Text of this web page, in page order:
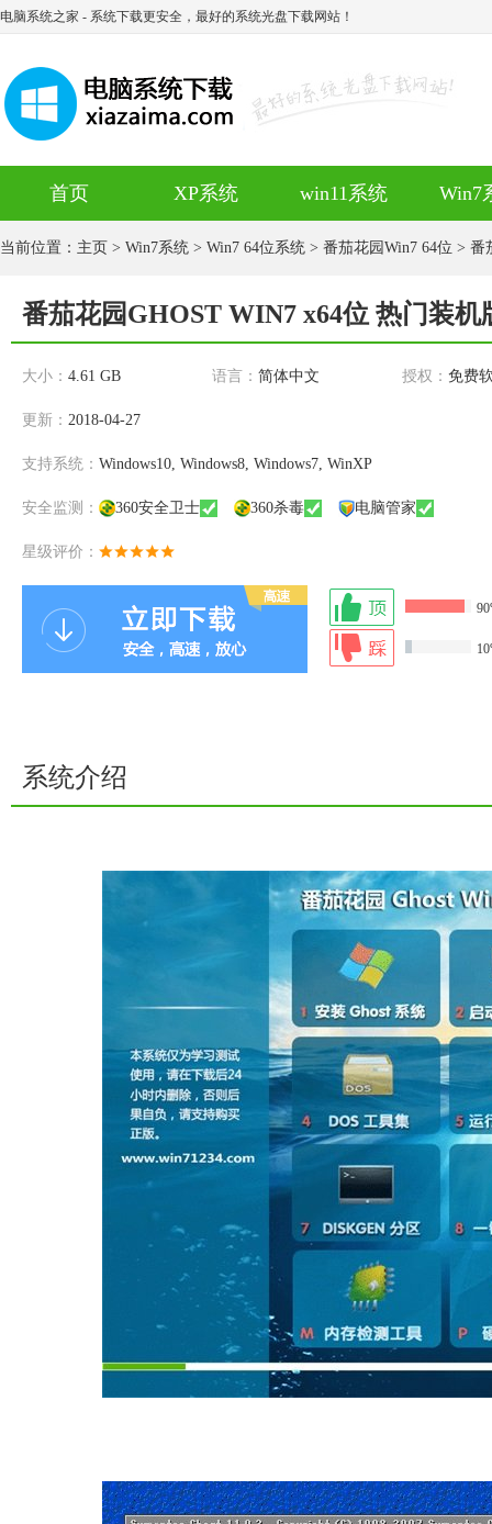
电脑系统之家 - 系统下载更安全，最好的系统光盘下载网站！
首页 XP系统 win11系统 Win7
当前位置： 主页 > Win7系统 > Win7 64位系统 > 番茄花园Win7 64位 > 番
番茄花园GHOST WIN7 x64位 热门装机
大小： 4.61 GB 语言： 简体中文 授权： 免费
更新： 2018-04-27
支持系统： Windows10, Windows8, Windows7, WinXP
安全监测： 360安全卫士 360杀毒 电脑管家
星级评价：
系统介绍